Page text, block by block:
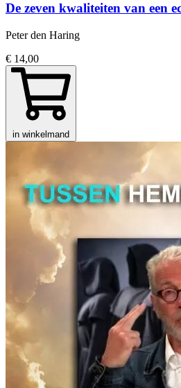
De zeven kwaliteiten van een
Peter den Haring
€ 14,00
in winkelmand